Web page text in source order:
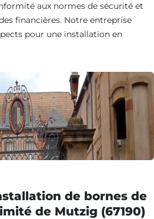
aux normes de sécurité et
financières. Notre entreprise
pour une installation en
de bornes de
de Mutzig (67190)